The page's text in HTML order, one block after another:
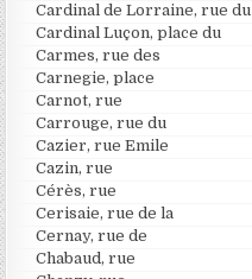
Cardinal de Lorraine, rue du
Cardinal Luçon, place du
Carmes, rue des
Carnegie, place
Carnot, rue
Carrouge, rue du
Cazier, rue Emile
Cazin, rue
Cérès, rue
Cerisaie, rue de la
Cernay, rue de
Chabaud, rue